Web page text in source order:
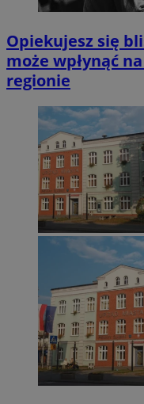
Opiekujesz się
może wpłynąć
regionie